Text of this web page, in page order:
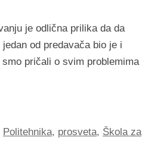
je odlična prilika da da
od predavača bio je i
pričali o svim problemima
Politehnika, prosveta, Škola za